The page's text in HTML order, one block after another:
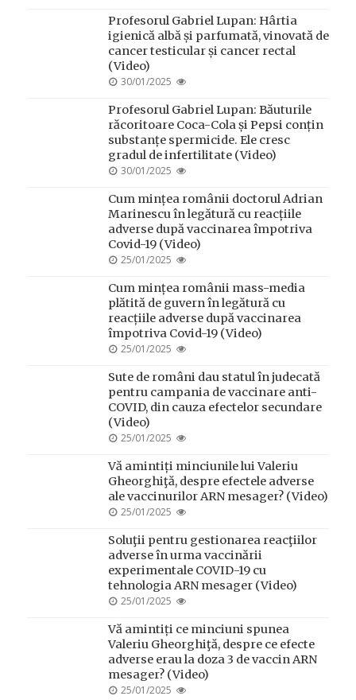
Profesorul Gabriel Lupan: Hârtia
igienică albă și parfumată, vinovată de
cancer testicular și cancer rectal
(Video)
POSTED
30/01/2025
Profesorul Gabriel Lupan: Băuturile
răcoritoare Coca-Cola și Pepsi conțin
substanțe spermicide. Ele cresc
gradul de infertilitate (Video)
POSTED
30/01/2025
Cum mințea românii doctorul Adrian
Marinescu în legătură cu reacțiile
adverse după vaccinarea împotriva
Covid-19 (Video)
POSTED
25/01/2025
Cum mințea românii mass-media
plătită de guvern în legătură cu
reacțiile adverse după vaccinarea
împotriva Covid-19 (Video)
POSTED
25/01/2025
Sute de români dau statul în judecată
pentru campania de vaccinare anti-
COVID, din cauza efectelor secundare
(Video)
POSTED
25/01/2025
Vă amintiți minciunile lui Valeriu
Gheorghiţă, despre efectele adverse
ale vaccinurilor ARN mesager? (Video)
POSTED
25/01/2025
Soluţii pentru gestionarea reacţiilor
adverse în urma vaccinării
experimentale COVID-19 cu
tehnologia ARN mesager (Video)
POSTED
25/01/2025
Vă amintiți ce minciuni spunea
Valeriu Gheorghiţă, despre ce efecte
adverse erau la doza 3 de vaccin ARN
mesager? (Video)
POSTED
25/01/2025